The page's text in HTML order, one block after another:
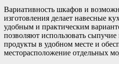
Вариативность шкафов и
изготовления делает навесные
удобным и практическим
позволяют использовать
продукты в удобном месте и
месторасположение отдельных